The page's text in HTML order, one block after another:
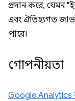
প্রদান করে, যেমন
এবং ঐতিহ্যগত
পারে।
গোপনীয়তা
Google Analytics